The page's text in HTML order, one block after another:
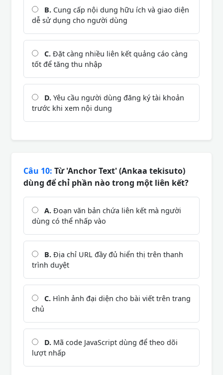
B. Cung cấp nội dung hữu ích và giao diện
dễ sử dụng cho người dùng
C. Đặt càng nhiều liên kết quảng cáo càng
tốt để tăng thu nhập
D. Yêu cầu người dùng đăng ký tài khoản
trước khi xem nội dung
Câu 10: Từ 'Anchor Text' (Ankaa tekisuto)
dùng để chỉ phần nào trong một liên kết?
A. Đoạn văn bản chứa liên kết mà người
dùng có thể nhấp vào
B. Địa chỉ URL đầy đủ hiển thị trên thanh
trình duyệt
C. Hình ảnh đại diện cho bài viết trên trang
chủ
D. Mã code JavaScript dùng để theo dõi
lượt nhấp